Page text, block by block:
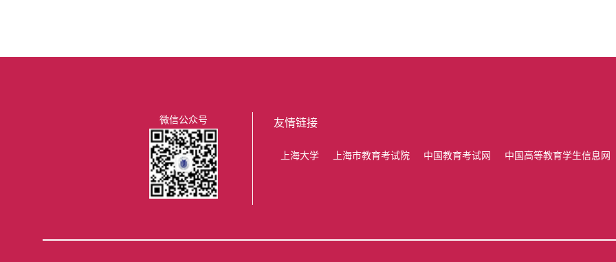
微信公众号 友情链接
上海大学 上海市教育考试院 中国教育考试网 中国高等教育学生信息网